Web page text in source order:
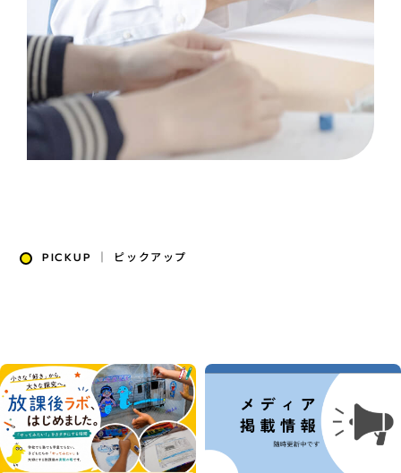
PICKUP ｜ ピックアップ